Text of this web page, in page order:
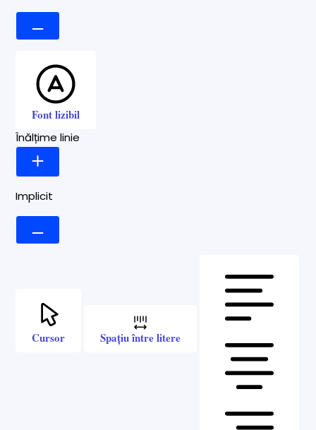
Font lizibil
Înălțime linie
Implicit
Cursor Spațiu între litere